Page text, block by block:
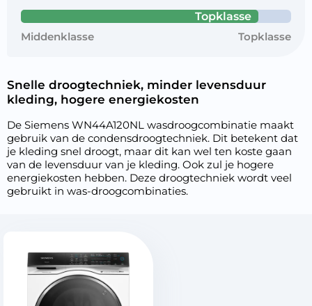
Topklasse
Middenklasse
Topklasse
Snelle droogtechniek, minder levensduur
kleding, hogere energiekosten
De Siemens WN44A120NL wasdroogcombinatie maakt
gebruik van de condensdroogtechniek. Dit betekent dat
je kleding snel droogt, maar dit kan wel ten koste gaan
van de levensduur van je kleding. Ook zul je hogere
energiekosten hebben. Deze droogtechniek wordt veel
gebruikt in was-droogcombinaties.